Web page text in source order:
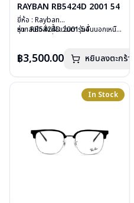
RAYBAN RB5424D 2001 54
ยี่ห้อ : Rayban
รุ่น : RB5424D 2001 54
บานพับ : ไม่มีสปริง
อุปกรณ์ : กล่องแว่น, ผ้าเช็ดแว่น, คู่มือ
การรับประกัน : 2 ปี (ประกันศูนย์
หากสนใจสั่งชื้อแว่นตารุ่นอื่นนอกเหนือ
฿3,500.00 หยิบลงตะกร้า
In Stock